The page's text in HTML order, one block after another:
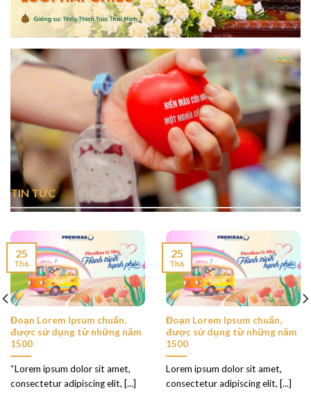
TIN TỨC
Đoạn Lorem Ipsum chuẩn,
được sử dụng từ những năm
1500
“Lorem ipsum dolor sit amet,
consectetur adipiscing elit, [...]
25
Th6
Đoạn Lorem Ipsum chuẩn,
được sử dụng từ những năm
1500
Lorem ipsum dolor sit amet,
consectetur adipiscing elit, [...]
25
Th6